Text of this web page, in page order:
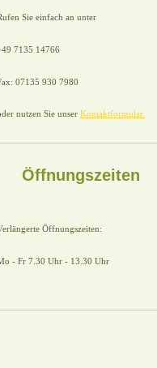
Sie einfach an unter
7135 14766
07135 930 7980
nutzen Sie unser Kontaktformular.
Öffnungszeiten
Öffnungszeiten:
- Fr 7.30 Uhr - 13.30 Uhr